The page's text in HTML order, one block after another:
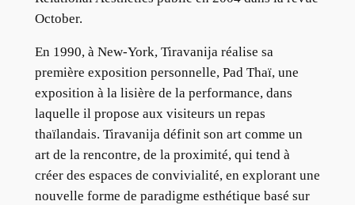
October.
En 1990, à New-York, Tiravanija réalise sa
première exposition personnelle, Pad Thaï, une
exposition à la lisière de la performance, dans
laquelle il propose aux visiteurs un repas
thaïlandais. Tiravanija définit son art comme un
art de la rencontre, de la proximité, qui tend à
créer des espaces de convivialité, en explorant une
nouvelle forme de paradigme esthétique basé sur